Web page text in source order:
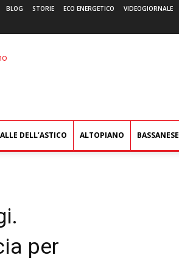
BLOG STORIE ECO ENERGETICO VIDEOGIORNALE
DELL’ASTICO ALTOPIANO BASSANESE
per